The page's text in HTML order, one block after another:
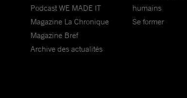
Podcast WE MADE IT
Magazine La Chronique
Magazine Bref
Archive des actualités
humains
Se former